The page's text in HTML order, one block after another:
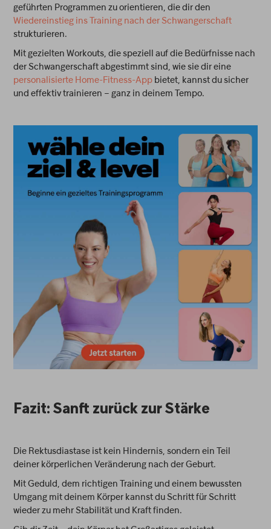
geführten Programmen zu orientieren, die dir den
Wiedereinstieg ins Training nach der Schwangerschaft
strukturieren.
Mit gezielten Workouts, die speziell auf die Bedürfnisse nach
der Schwangerschaft abgestimmt sind, wie sie dir eine
personalisierte Home-Fitness-App bietet, kannst du sicher
und effektiv trainieren – ganz in deinem Tempo.
Fazit: Sanft zurück zur Stärke
Die Rektusdiastase ist kein Hindernis, sondern ein Teil
deiner körperlichen Veränderung nach der Geburt.
Mit Geduld, dem richtigen Training und einem bewussten
Umgang mit deinem Körper kannst du Schritt für Schritt
wieder zu mehr Stabilität und Kraft finden.